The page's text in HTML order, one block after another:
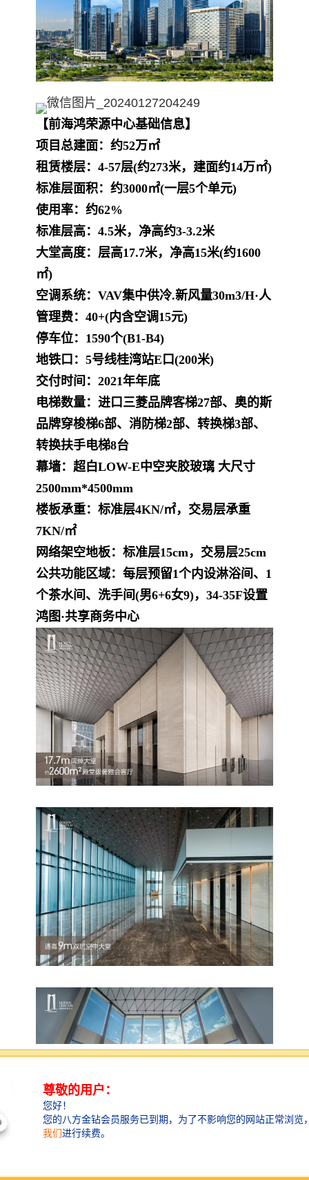
【前海鸿荣源中心基础信息】
项目总建面：约52万㎡
租赁楼层：4-57层(约273米，建面约14万㎡)
标准层面积：约3000㎡(一层5个单元)
使用率：约62%
标准层高：4.5米，净高约3-3.2米
大堂高度：层高17.7米，净高15米(约1600
㎡)
空调系统：VAV集中供冷.新风量30m3/H·人
管理费：40+(内含空调15元)
停车位：1590个(B1-B4)
地铁口：5号线桂湾站E口(200米)
交付时间：2021年年底
电梯数量：进口三菱品牌客梯27部、奥的斯
品牌穿梭梯6部、消防梯2部、转换梯3部、
转换扶手电梯8台
幕墙：超白LOW-E中空夹胶玻璃 大尺寸
2500mm*4500mm
楼板承重：标准层4KN/㎡，交易层承重
7KN/㎡
网络架空地板：标准层15cm，交易层25cm
公共功能区域：每层预留1个内设淋浴间、1
个茶水间、洗手间(男6+6女9)，34-35F设置
鸿图·共享商务中心